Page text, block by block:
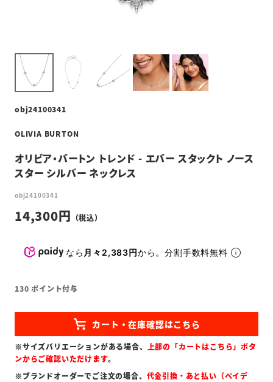
obj24100341
OLIVIA BURTON
オリビア・バートン トレンド - エバー スタックト ノース
スター シルバー ネックレス
obj24100341
14,300
なら 月々2,383円から。分割手数料無料
130 ポイント付与
※サイズバリエーションがある場合、 上部の「カートはこちら」ボタ
ンからご確認いただけます。
※ブランドオーダーでご注文の場合、 代金引換・あと払い（ペイデ